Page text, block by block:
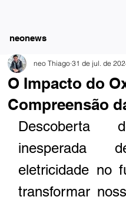
neonews
O Impacto do
Compreensão
neo Thiago 31 de jul. de
inesperada
eletricidade no
transformar